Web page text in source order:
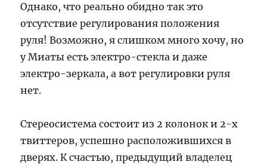
Однако, что реально обидно так это
отсутствие регулирования положения
руля! Возможно, я слишком много хочу, но
у Миаты есть электро-стекла и даже
электро-зеркала, а вот регулировки руля
нет.
Стереосистема состоит из 2 колонок и 2-х
твиттеров, успешно расположившихся в
дверях. К счастью, предыдущий владелец